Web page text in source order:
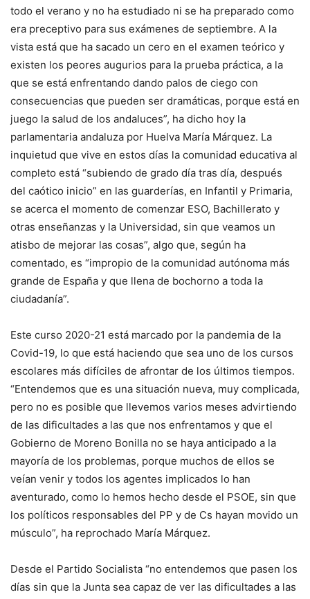
todo el verano y no ha estudiado ni se ha preparado como
era preceptivo para sus exámenes de septiembre. A la
vista está que ha sacado un cero en el examen teórico y
existen los peores augurios para la prueba práctica, a la
que se está enfrentando dando palos de ciego con
consecuencias que pueden ser dramáticas, porque está en
juego la salud de los andaluces”, ha dicho hoy la
parlamentaria andaluza por Huelva María Márquez. La
inquietud que vive en estos días la comunidad educativa al
completo está “subiendo de grado día tras día, después
del caótico inicio” en las guarderías, en Infantil y Primaria,
se acerca el momento de comenzar ESO, Bachillerato y
otras enseñanzas y la Universidad, sin que veamos un
atisbo de mejorar las cosas”, algo que, según ha
comentado, es “impropio de la comunidad autónoma más
grande de España y que llena de bochorno a toda la
ciudadanía”.
Este curso 2020-21 está marcado por la pandemia de la
Covid-19, lo que está haciendo que sea uno de los cursos
escolares más difíciles de afrontar de los últimos tiempos.
“Entendemos que es una situación nueva, muy complicada,
pero no es posible que llevemos varios meses advirtiendo
de las dificultades a las que nos enfrentamos y que el
Gobierno de Moreno Bonilla no se haya anticipado a la
mayoría de los problemas, porque muchos de ellos se
veían venir y todos los agentes implicados lo han
aventurado, como lo hemos hecho desde el PSOE, sin que
los políticos responsables del PP y de Cs hayan movido un
músculo”, ha reprochado María Márquez.
Desde el Partido Socialista “no entendemos que pasen los
días sin que la Junta sea capaz de ver las dificultades a las